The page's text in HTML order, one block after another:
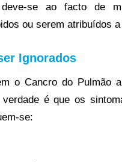
se ao facto de
ou serem atribuídos
Ignorados
o Cancro do Pulmão
é que os
se: